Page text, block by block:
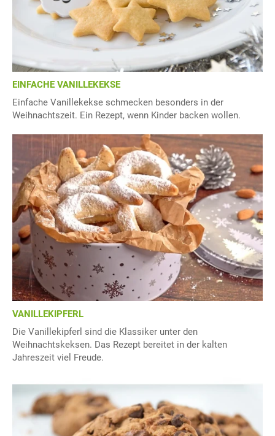
EINFACHE VANILLEKEKSE
Einfache Vanillekekse schmecken besonders in der
Weihnachtszeit. Ein Rezept, wenn Kinder backen wollen.
VANILLEKIPFERL
Die Vanillekipferl sind die Klassiker unter den
Weihnachtskeksen. Das Rezept bereitet in der kalten
Jahreszeit viel Freude.